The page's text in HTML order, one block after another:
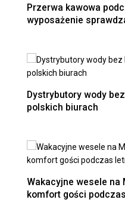
Przerwa kawowa
wyposażenie
Dystrybutory wody
polskich biurach
Wakacyjne wesele na
komfort gości